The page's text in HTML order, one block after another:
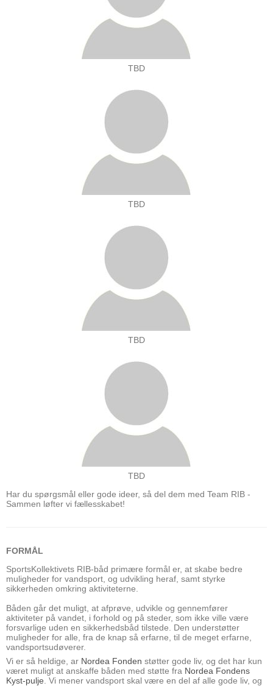
TBD
TBD
TBD
TBD
Har du spørgsmål eller gode ideer, så del dem med Team RIB -
Sammen løfter vi fællesskabet!
FORMÅL
SportsKollektivets RIB-båd primære formål er, at skabe bedre
muligheder for vandsport, og udvikling heraf, samt styrke
sikkerheden omkring aktiviteterne.
Båden går det muligt, at afprøve, udvikle og gennemfører
aktiviteter på vandet, i forhold og på steder, som ikke ville være
forsvarlige uden en sikkerhedsbåd tilstede. Den understøtter
muligheder for alle, fra de knap så erfarne, til de meget erfarne,
vandsportsudøverer.
Vi er så heldige, ar Nordea Fonden støtter gode liv, og det har kun
været muligt at anskaffe båden med støtte fra Nordea Fondens
Kyst-pulje . Vi mener vandsport skal være en del af alle gode liv, og